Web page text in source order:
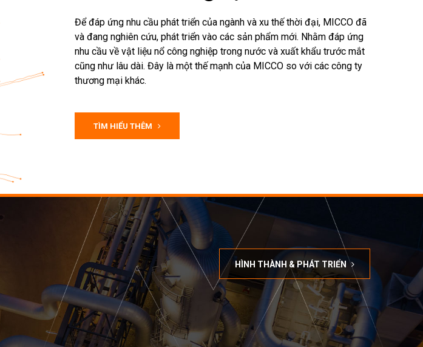
Để đáp ứng nhu cầu phát triển của ngành và xu thế thời đại, MICCO đã
và đang nghiên cứu, phát triển vào các sản phẩm mới. Nhằm đáp ứng
nhu cầu về vật liệu nổ công nghiệp trong nước và xuất khẩu trước mắt
cũng như lâu dài. Đây là một thế mạnh của MICCO so với các công ty
thương mại khác.
TÌM HIỂU THÊM
HÌNH THÀNH & PHÁT TRIỂN